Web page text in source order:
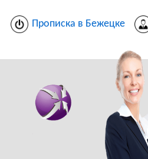
Прописка в Бежецке